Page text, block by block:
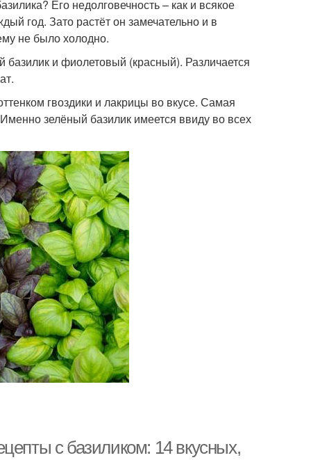
Его недолговечность – как и всякое
год. Зато растёт он замечательно и в
не было холодно.
базилик и фиолетовый (красный). Различается
гвоздики и лакрицы во вкусе. Самая
зелёный базилик имеется ввиду во всех
с базиликом: 14 вкусных,